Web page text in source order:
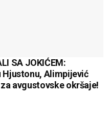
SA JOKIĆEM:
Hjustonu, Alimpijević
avgustovske okršaje!